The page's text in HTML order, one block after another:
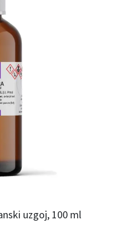
uzgoj, 100 ml